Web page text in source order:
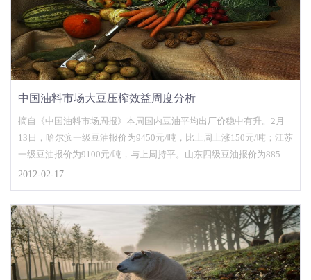
中国油料市场大豆压榨效益周度分析
摘自《中国油料市场周报》本周国内豆油平均出厂价稳中有升。2月
13日，哈尔滨一级豆油报价为9450元/吨，比上周上涨150元/吨；江苏
一级豆油报价为9100元/吨，与上周持平。山东四级豆油报价为8850
元/吨，与上周持平；江苏四级豆油报
2012-02-17